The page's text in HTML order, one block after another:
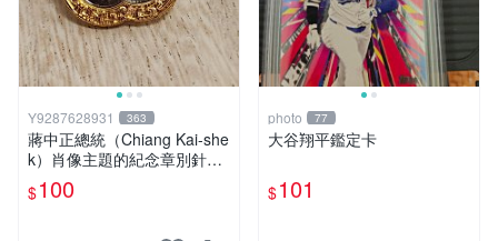
Y9287628931 363
蔣中正總統（Chiang Kai-she
k）肖像主題的紀念章別針。
慈湖陵寢販售的紀念徽章。
$100
photo 77
大谷翔平鑑定卡
$101